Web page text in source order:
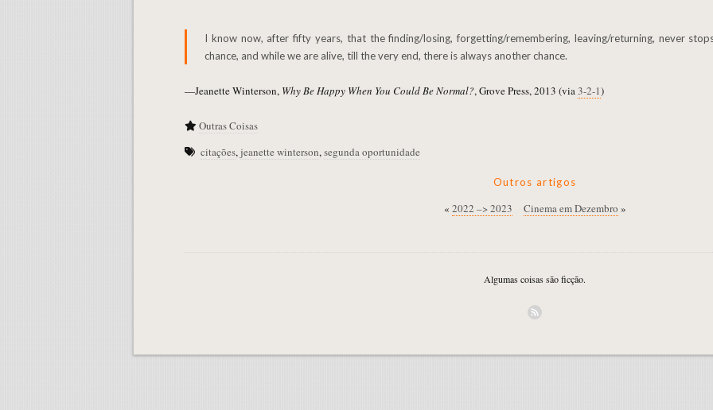
I know now, after fifty years, that the finding/losing, forgetting/remembering, leaving/returning, never stops. The whole of life is about another
chance, and while we are alive, till the very end, there is always another chance.
—Jeanette Winterson, Why Be Happy When You Could Be Normal?​, Grove Press, 2013 (via3-2-1)
Outras Coisas
citações,jeanette winterson,segunda oportunidade
Outros artigos
« 2022 –> 2023 Cinema em Dezembro »
Algumas coisas são ficção.